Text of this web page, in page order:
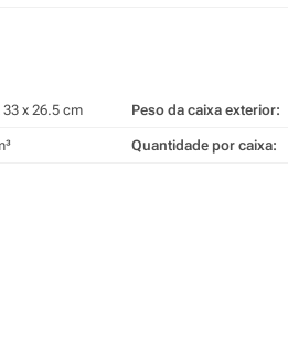
33 x 26.5 cm Peso da caixa exterior:
Quantidade por caixa: